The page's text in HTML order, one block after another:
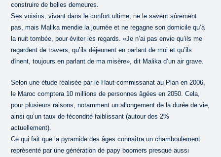
construire de belles demeures.
Ses voisins, vivant dans le confort ultime, ne le savent sûrement
pas, mais Malika mendie la journée et ne regagne son domicile qu’à
la nuit tombée, pour éviter les regards. «Je n’ai pas envie qu’ils me
regardent de travers, qu’ils déjeunent en parlant de moi et qu’ils
dînent, toujours en parlant de ma misère», dit Malika d’un air grave.
Selon une étude réalisée par le Haut-commissariat au Plan en 2006,
le Maroc comptera 10 millions de personnes âgées en 2050. Cela,
pour plusieurs raisons, notamment un allongement de la durée de vie,
ainsi qu’un taux de fécondité faiblissant (autour des 2%
actuellement).
Ce qui fait que la pyramide des âges connaîtra un chamboulement
représenté par une génération de papy boomers presque aussi